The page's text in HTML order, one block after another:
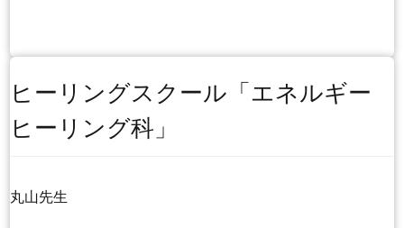
ヒーリングスクール「エネルギー
ヒーリング科」
丸山先生